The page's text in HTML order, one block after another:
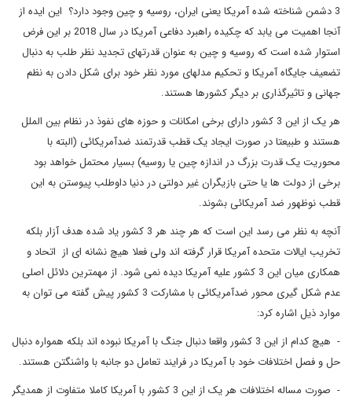
3 دشمن شناخته شده آمریکا یعنی ایران، روسیه و چین وجود دارد؟ این ایده از
آنجا اهمیت می یابد که چکیده راهبرد دفاعی آمریکا در سال 2018 بر این فرض
استوار شده است که روسیه و چین به عنوان قدرتهای تجدید نظر طلب به دنبال
تضعیف جایگاه آمریکا و تحکیم مدلهای مورد نظر خود برای شکل دادن به نظم
جهانی و تاثیرگذاری بر دیگر کشورها هستند.
هر یک از این 3 کشور دارای برخی امکانات و حوزه های نفوذ در نظام بین الملل
هستند و طبیعتا در صورت ایجاد یک قطب قدرتمند ضدآمریکائی (البته با
محوریت یک قدرت بزرگ در اندازه چین یا روسیه) بسیار محتمل خواهد بود
برخی از دولت ها یا حتی بازیگران غیر دولتی در دنیا داوطلب پیوستن به این
قطب نوظهور ضد آمریکائی بشوند.
آنچه به نظر می رسد این است که هر چند هر 3 کشور یاد شده هدف آزار بلکه
تخریب ایالات متحده آمریکا قرار گرفته اند ولی فعلا هیچ نشانه ای از اتحاد و
همکاری میان این 3 کشور علیه آمریکا دیده نمی شود. از مهمترین دلائل اصلی
عدم شکل گیری محور ضدآمریکائی با مشارکت 3 کشور پیش گفته می توان به
موارد ذیل اشاره کرد:
- هیچ کدام از این 3 کشور واقعا دنبال جنگ با آمریکا نبوده اند بلکه همواره دنبال
حل و فصل اختلافات خود با آمریکا در فرایند تعامل دو جانبه با واشنگتن هستند.
- صورت مساله اختلافات هر یک از این 3 کشور با آمریکا کاملا متفاوت از همدیگر